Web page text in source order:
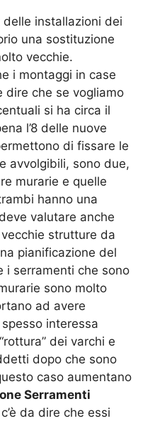
installazioni dei
una sostituzione
vecchie.
i montaggi in case
dire che se vogliamo
si ha circa il
l’8 delle nuove
di fissare le
avvolgibili, sono due,
murarie e quelle
hanno una
valutare anche
strutture da
pianificazione del
i serramenti che sono
sono molto
ad avere
interessa
dei varchi e
dopo che sono
caso aumentano
Serramenti
da dire che essi